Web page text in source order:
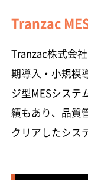
Tranzac
Tranzac株式会
期導入・小規模
ジ型MESシステ
績もあり、品質
クリアしたシス